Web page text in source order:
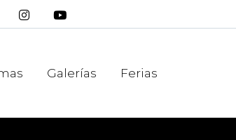
Galerías Ferias